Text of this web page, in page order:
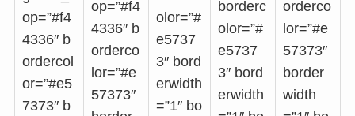
op=”#f4
4336″ b
ordercol
or=”#e5
7373″ b
op=”#f4
4336″ b
orderco
lor=”#e
57373″
olor=”#
e5737
3″ bord
erwidth
=”1″ bo
borderc
olor=”#
e5737
3″ bord
erwidth
orderco
lor=”#e
57373″
border
width